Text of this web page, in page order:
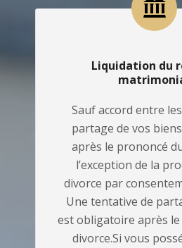
Liquidation du
Sauf accord entre
partage de vos
après le prononcé
l’exception de la
divorce par
Une tentative de
est obligatoire après
divorce.Si vous